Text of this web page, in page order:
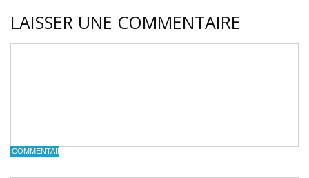
LAISSER UNE COMMENTAIRE
COMMENTAIRE